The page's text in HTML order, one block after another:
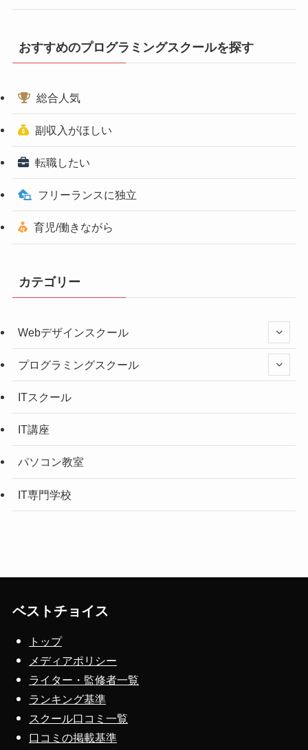
おすすめのプログラミングスクールを探す
総合人気
副収入がほしい
転職したい
フリーランスに独立
育児/働きながら
カテゴリー
Webデザインスクール
プログラミングスクール
ITスクール
IT講座
パソコン教室
IT専門学校
ベストチョイス
トップ
メディアポリシー
ライター・監修者一覧
ランキング基準
スクール口コミ一覧
口コミの掲載基準